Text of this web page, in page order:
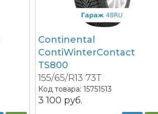
Continental
ContiWinterContact
TS800
155/65/R13 73T
Код товара:15751513
3 100 руб.